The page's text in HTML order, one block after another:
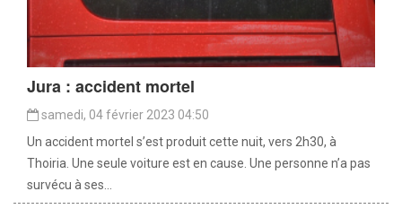
Jura : accident mortel
samedi, 04 février 2023 04:50
Un accident mortel s’est produit cette nuit, vers 2h30, à
Thoiria. Une seule voiture est en cause. Une personne n’a pas
survécu à ses...